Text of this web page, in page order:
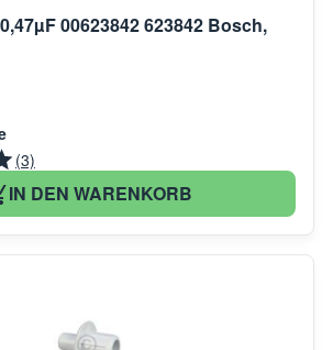
00623842 623842 Bosch,
(3)
IN DEN WARENKORB